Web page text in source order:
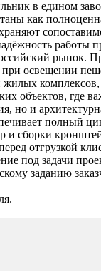
в едином
как
работы
рынок.
освещении
комплексов,
объектов, где
но и
полный
и сборки
отгрузкой
под задачи
заданию